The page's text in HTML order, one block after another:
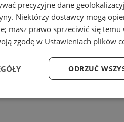
Aquadromie.
precyzyjne dane
Niektórzy dostawcy mogą
masz prawo sprzeciwić się temu
zgodę w Ustawieniach plików
ODRZUĆ
Wydajność